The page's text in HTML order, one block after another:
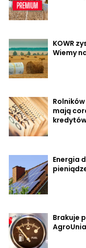
KOWR
Wiemy
mają
Energia
Brakuje